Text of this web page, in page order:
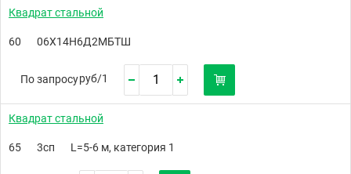
Квадрат стальной
60 06Х14Н6Д2МБТШ
По запросуруб/1
Квадрат стальной
65 3сп L=5-6 м, категория 1